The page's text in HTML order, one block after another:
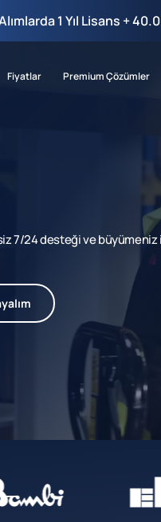
1 Yıl Lisans +
Fiyatlar Premium Çözümler
7/24 desteği ve büyümeniz